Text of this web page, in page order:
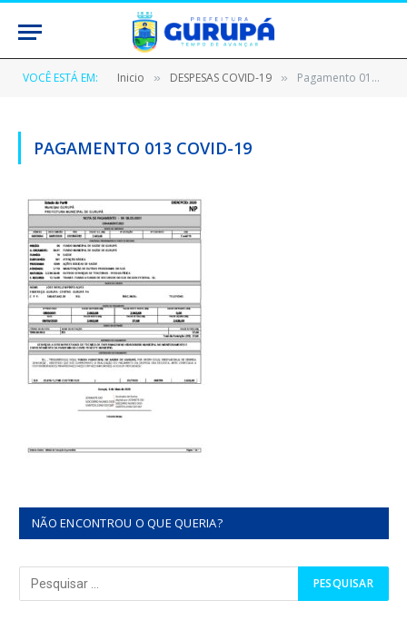
VOCÊ ESTÁ EM: Inicio » DESPESAS COVID-19 » Pagamento 013 Covid-19
PAGAMENTO 013 COVID-19
NÃO ENCONTROU O QUE QUERIA?